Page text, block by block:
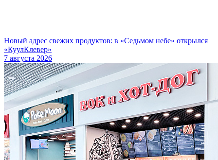
Новый адрес свежих продуктов: в «Седьмом небе» открылся
«КуулКлевер»
7 августа 2026